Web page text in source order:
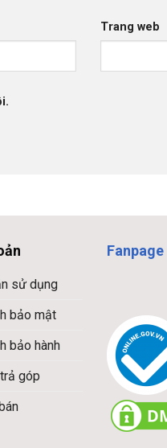
Trang web
sử dụng
bảo mật
bảo hành
góp
Fanpage